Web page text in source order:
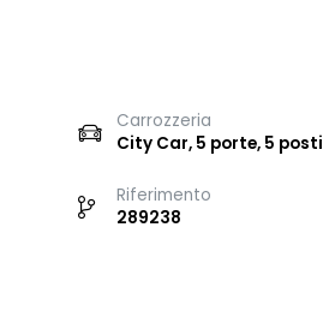
Carrozzeria
City Car, 5 porte, 5 posti
Riferimento
289238